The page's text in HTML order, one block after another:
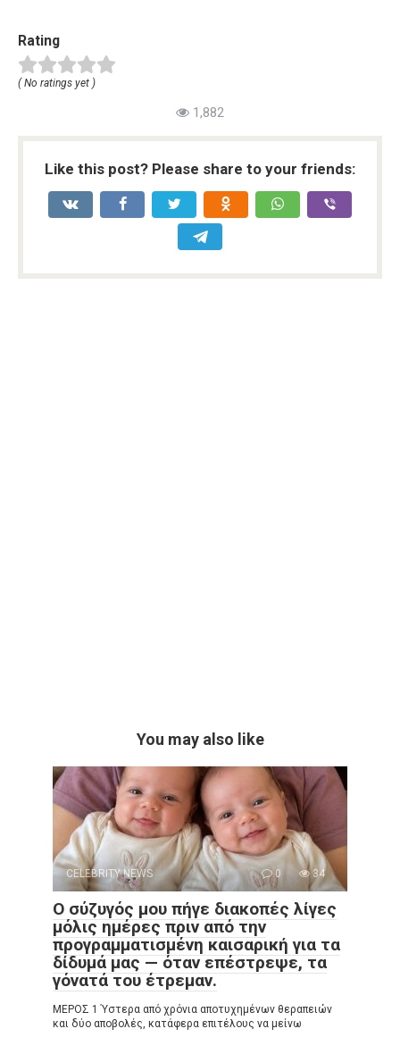
Rating
( No ratings yet )
1,882
Like this post? Please share to your friends:
You may also like
CELEBRITY NEWS 0 34
Ο σύζυγός μου πήγε διακοπές λίγες
μόλις ημέρες πριν από την
προγραμματισμένη καισαρική για τα
δίδυμά μας — όταν επέστρεψε, τα
γόνατά του έτρεμαν.
ΜΕΡΟΣ 1 Ύστερα από χρόνια αποτυχημένων θεραπειών
και δύο αποβολές, κατάφερα επιτέλους να μείνω